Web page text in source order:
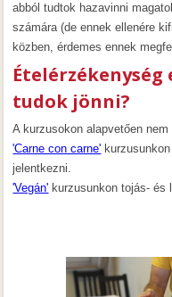
abból tudtok hazavinni
számára (de ennek ellenére
közben, érdemes ennek
tudok jönni?
A kurzusokon alapvetően
'Carne con carne'
jelentkezni.
'Vegán' kurzusunkon tojás- és